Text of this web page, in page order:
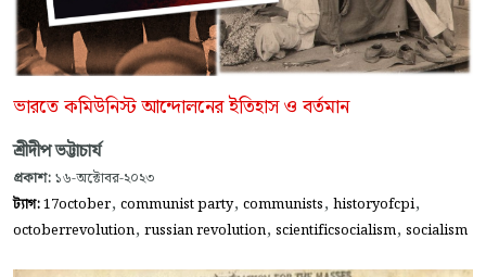
ভারতে কমিউনিস্ট আন্দোলনের ইতিহাস ও বর্তমান
শ্রীদীপ ভট্টাচার্য
প্রকাশ: ১৬-অক্টোবর-২০২৩
ট্যাগ:17october, communist party, communists, historyofcpi,
octoberrevolution, russian revolution, scientificsocialism, socialism